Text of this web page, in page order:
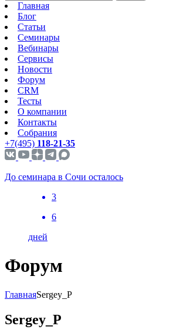
Главная
Блог
Статьи
Семинары
Вебинары
Сервисы
Новости
Форум
CRM
Тесты
О компании
Контакты
Собрания
+7(495) 118-21-35
До семинара в Сочи осталось
3
6
дней
Форум
ГлавнаяSergey_P
Sergey_P